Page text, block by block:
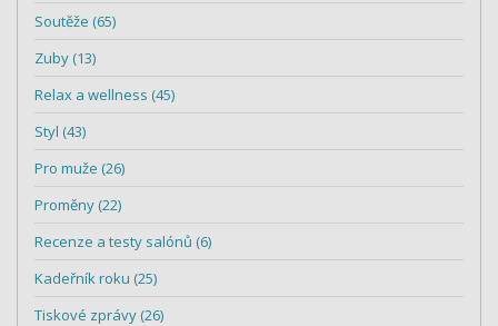
Soutěže (65)
Zuby (13)
Relax a wellness (45)
Styl (43)
Pro muže (26)
Proměny (22)
Recenze a testy salónů (6)
Kadeřník roku (25)
Tiskové zprávy (26)